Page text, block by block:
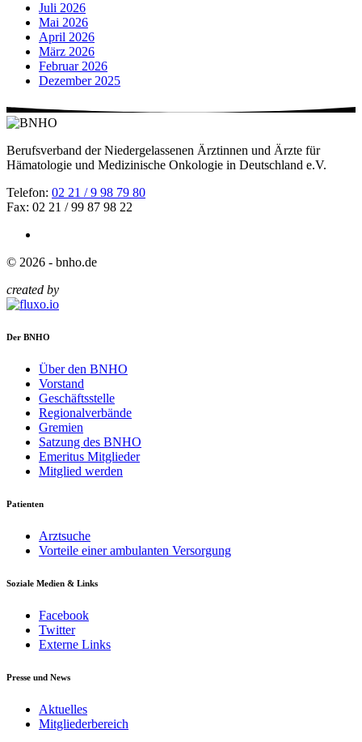
Juli 2026
Mai 2026
April 2026
März 2026
Februar 2026
Dezember 2025
Berufsverband der Niedergelassenen Ärztinnen und Ärzte für
Hämatologie und Medizinische Onkologie in Deutschland e.V.
Telefon: 02 21 / 9 98 79 80
Fax: 02 21 / 99 87 98 22
© 2026 - bnho.de
created by
Der BNHO
Über den BNHO
Vorstand
Geschäftsstelle
Regionalverbände
Gremien
Satzung des BNHO
Emeritus Mitglieder
Mitglied werden
Patienten
Arztsuche
Vorteile einer ambulanten Versorgung
Soziale Medien & Links
Facebook
Twitter
Externe Links
Presse und News
Aktuelles
Mitgliederbereich